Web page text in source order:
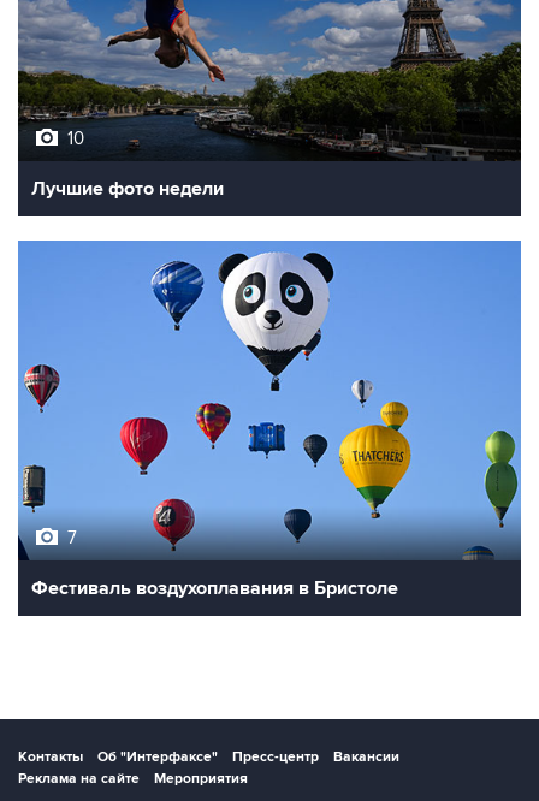
10
Лучшие фото недели
7
Фестиваль воздухоплавания в Бристоле
Контакты Об "Интерфаксе" Пресс-центр
Вакансии
Реклама на сайте
Мероприятия